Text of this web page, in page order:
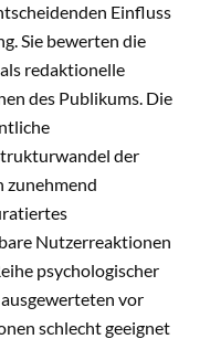
Einfluss
Sie bewerten die
redaktionelle
des Publikums. Die
der
zunehmend
Nutzerreaktionen
psychologischer
vor
schlecht geeignet